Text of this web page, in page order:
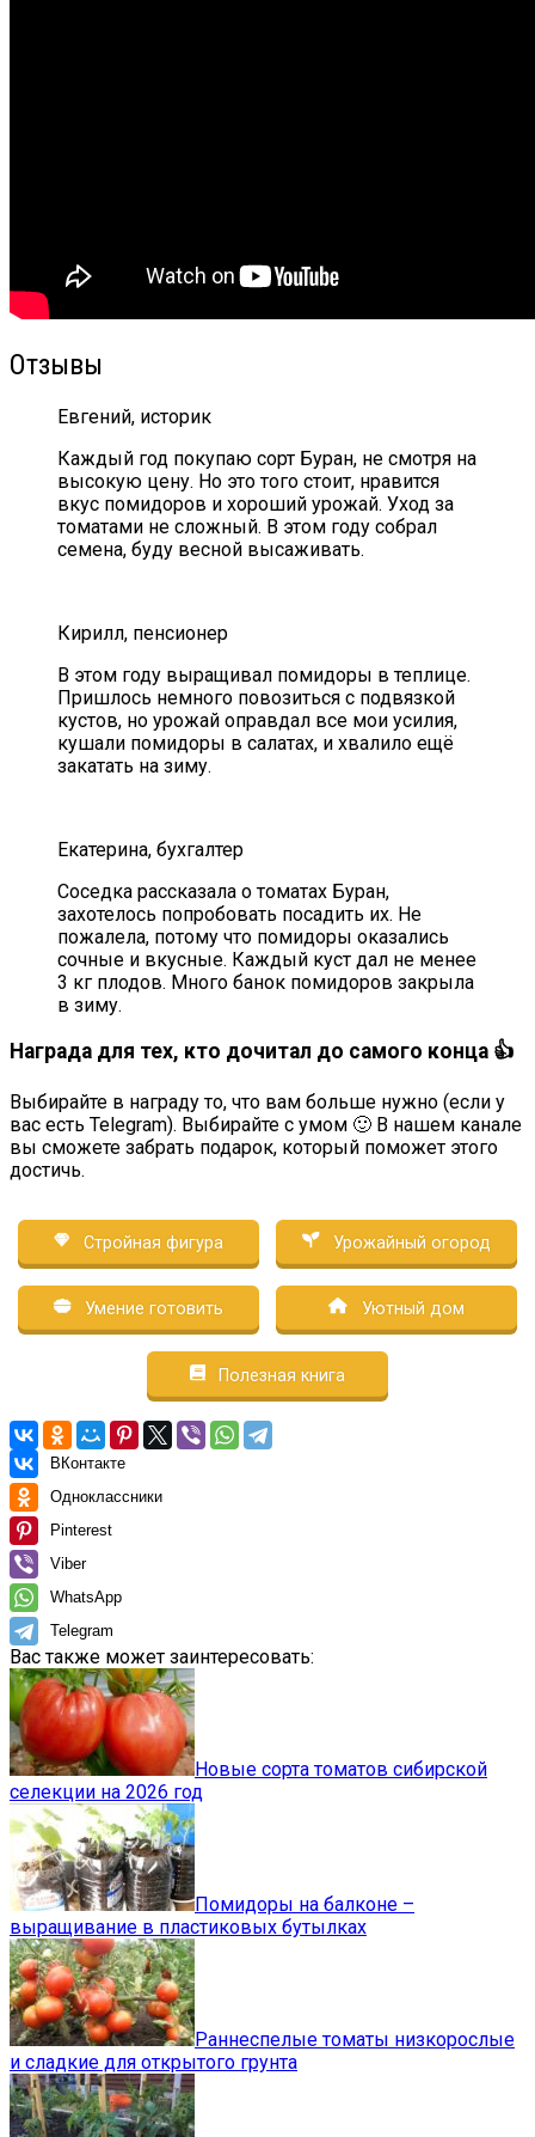
Отзывы
Евгений, историк
Каждый год покупаю сорт Буран, не смотря на
высокую цену. Но это того стоит, нравится
вкус помидоров и хороший урожай. Уход за
томатами не сложный. В этом году собрал
семена, буду весной высаживать.
Кирилл, пенсионер
В этом году выращивал помидоры в теплице.
Пришлось немного повозиться с подвязкой
кустов, но урожай оправдал все мои усилия,
кушали помидоры в салатах, и хвалило ещё
закатать на зиму.
Екатерина, бухгалтер
Соседка рассказала о томатах Буран,
захотелось попробовать посадить их. Не
пожалела, потому что помидоры оказались
сочные и вкусные. Каждый куст дал не менее
3 кг плодов. Много банок помидоров закрыла
в зиму.
Награда для тех, кто дочитал до самого конца 👍
Выбирайте в награду то, что вам больше нужно (если у
вас есть Telegram). Выбирайте с умом 🙂 В нашем канале
вы сможете забрать подарок, который поможет этого
достичь.
Стройная фигура Урожайный огород
Умение готовить Уютный дом
Полезная книга
ВКонтакте
Одноклассники
Pinterest
Viber
WhatsApp
Telegram
Вас также может заинтересовать:
Новые сорта томатов сибирской
селекции на 2026 год
Помидоры на балконе –
выращивание в пластиковых бутылках
Раннеспелые томаты низкорослые
и сладкие для открытого грунта